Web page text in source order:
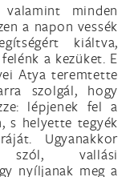
minden
a napon vessék
kiáltva,
a kezüket. E
Atya teremtette
szolgál, hogy
lépjenek fel a
s helyette tegyék
Ugyanakkor
szól, vallási
nyíljanak meg a